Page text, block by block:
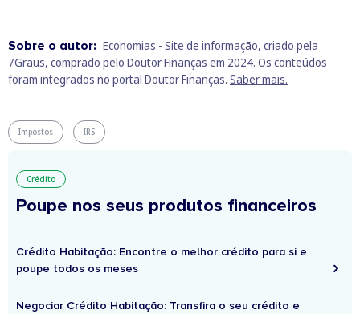
Sobre o autor: Economias - Site de informação, criado pela
7Graus, comprado pelo Doutor Finanças em 2024. Os conteúdos
foram integrados no portal Doutor Finanças. Saber mais.
Impostos IRS
Crédito
Poupe nos seus produtos financeiros
Crédito Habitação: Encontre o melhor crédito para si e
poupe todos os meses
Negociar Crédito Habitação: Transfira o seu crédito e